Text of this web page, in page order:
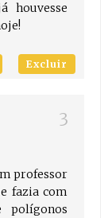
houvesse
Excluir
professor
fazia com
polígonos